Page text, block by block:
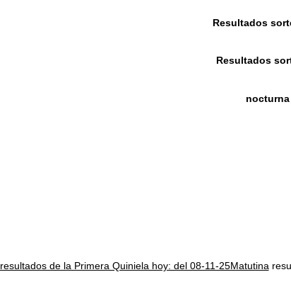
Resultados
Resultados
resultados de la Primera Quiniela hoy: del 08-11-25Matutina